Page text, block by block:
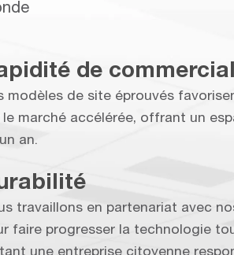
de
modèles de site éprouvés
le marché accélérée, offrant un
an.
travaillons en partenariat avec
faire progresser la technologie